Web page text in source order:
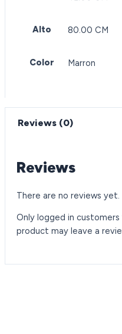
Alto 80.00 CM
Color Marron
Reviews (0)
Reviews
There are no reviews yet.
Only logged in
product may leave a